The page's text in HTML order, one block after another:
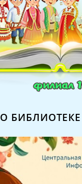
О БИБЛИОТЕКЕ